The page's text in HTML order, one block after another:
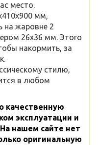
место.
мм,
на жаровне 2
26х36 мм. Этого
накормить, за
стилю,
в любом
качественную
эксплуатации и
нашем сайте нет
оригинальную